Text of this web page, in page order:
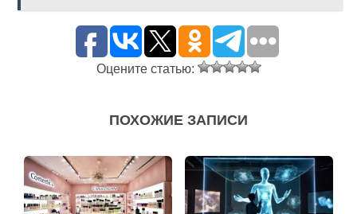
Оцените статью:
ПОХОЖИЕ ЗАПИСИ